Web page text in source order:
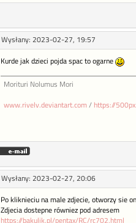
Wysłany: 2023-02-27, 19:57
Kurde jak dzieci pojda spac to ogarne
Morituri Nolumus Mori
www.rivelv.deviantart.com/ https://
Wysłany: 2023-02-27, 20:06
Po kliknieciu na male zdjecie, otworzy sie
Zdjecia dostepne równiez pod adresem
https://bakulik.pl/pentax/RC/rc702.html